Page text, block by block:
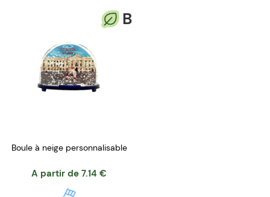
B
Boule à neige personnalisable
A partir de 7.14 €